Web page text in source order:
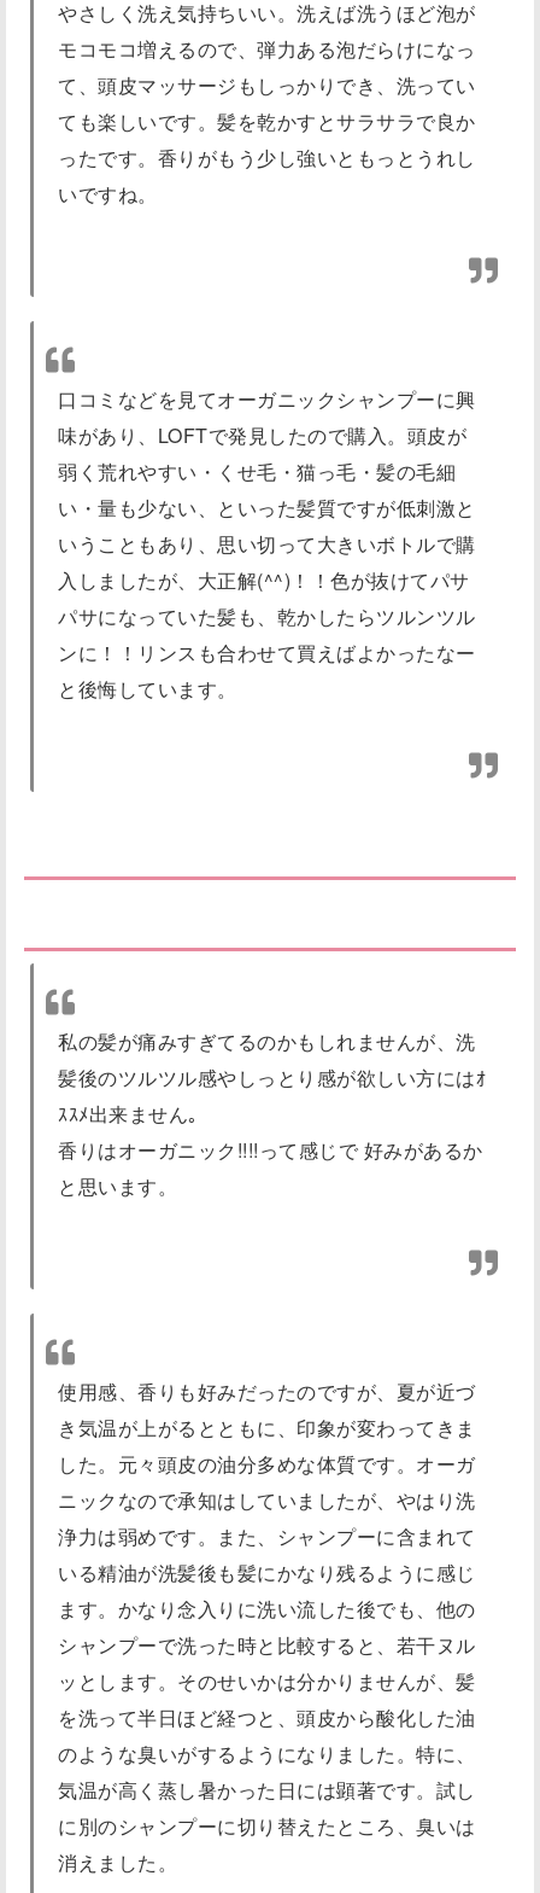
やさしく洗え気持ちいい。洗えば洗うほど泡が
モコモコ増えるので、弾力ある泡だらけになっ
て、頭皮マッサージもしっかりでき、洗ってい
ても楽しいです。髪を乾かすとサラサラで良か
ったです。香りがもう少し強いともっとうれし
いですね。
口コミなどを見てオーガニックシャンプーに興
味があり、LOFTで発見したので購入。頭皮が
弱く荒れやすい・くせ毛・猫っ毛・髪の毛細
い・量も少ない、といった髪質ですが低刺激と
いうこともあり、思い切って大きいボトルで購
入しましたが、大正解(^^)！！色が抜けてパサ
パサになっていた髪も、乾かしたらツルンツル
ンに！！リンスも合わせて買えばよかったなー
と後悔しています。
私の髪が痛みすぎてるのかもしれませんが、洗
髪後のツルツル感やしっとり感が欲しい方にはｵ
ｽｽﾒ出来ません｡
香りはオーガニック!!!!って感じで 好みがあるか
と思います。
使用感、香りも好みだったのですが、夏が近づ
き気温が上がるとともに、印象が変わってきま
した。元々頭皮の油分多めな体質です。オーガ
ニックなので承知はしていましたが、やはり洗
浄力は弱めです。また、シャンプーに含まれて
いる精油が洗髪後も髪にかなり残るように感じ
ます。かなり念入りに洗い流した後でも、他の
シャンプーで洗った時と比較すると、若干ヌル
ッとします。そのせいかは分かりませんが、髪
を洗って半日ほど経つと、頭皮から酸化した油
のような臭いがするようになりました。特に、
気温が高く蒸し暑かった日には顕著です。試し
に別のシャンプーに切り替えたところ、臭いは
消えました。